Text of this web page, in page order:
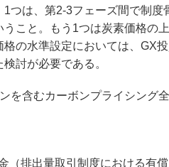
つは、第2-3フェーズ間で制
こと。もう1つは炭素価格の
の水準設定においては、GX
討が必要である。
を含むカーボンプライシング
排出量取引制度における有